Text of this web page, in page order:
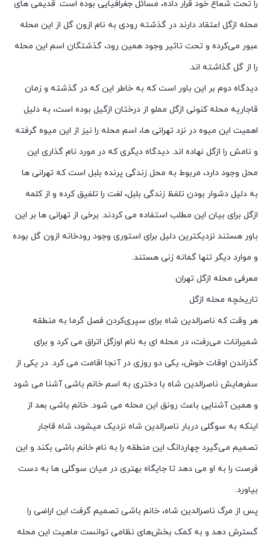
را تحت شعاع خود قرار داده، مسائل جغرافیایی بوده است. قدیمی های
محله ازگل اعتقاد دارند در گذشته رودی به نام ازون گل از این محله
عبور می‌کرده و تحت تاثیر وجود همین رود، گذشتگان اسم این محله
را از گل گذاشته اند.
دیدگاه دوم بر این باور است که به خاطر این که در گذشته و زمان
قاجاریه محله کنونی ازگل مملو از درختان ازگیل بوده است، به دلیل
اهمیت این میوه در نزد تهرانی ها، اسم محله را نیز از این میوه گرفته
و نامش را ازگل نهاده اند. دیدگاه دیگری که در مورد نام گذاری این
محل وجود دارد، مربوط به محل زندگی پرنده بلبل است که تهرانی ها
به دلیل دشوار بودن تلفظ زندگی بلبل، لغت را تلفیق کرده و از کلمه
ازگل برای بیان این مطلب استفاده می کردند. برخی از تهرانی ها بر این
باور هستند نزدیکترین دلیل برای استوری وجود رودخانه ازون گل بوده
و موارد دیگر تنها گمانه ‌زنی هستند.
معرفی محله ازگل تهران
تاریخچه محله ازگل
هر وقت که ناصرالدین شاه برای سپری‌کردن فصل گرما به منطقه
شمیرانات می‌رفت، در محله ای به نام اوزگل اتراق می کرد و برای
گذراندن اوقات خوش، یکی دو روزی در آنجا اقامت می کرد. در یکی از
سفرهایش ناصرالدین شاه با دختری به اسم خانم باشی آشنا می شود
و همین آشنایی باعث رونق این محله می شود. خانم باشی بعد از
اینکه به سوگلی دربار ناصرالدین شاه نزدیک میشود، شاه قاجار
تصمیم می‌گیرد چهاردانگ این منطقه را به نام خانم باشی بکند و این
فرصت را به او می دهد تا جایگاه بهتری در میان سوگلی ها به دست
بیاورد.
پس از مرگ ناصرالدین شاه، خانم باشی تصمیم گرفت این اراضی را
گسترش دهد و به کمک بخش‌های نظامی توانست ماهیت این محله